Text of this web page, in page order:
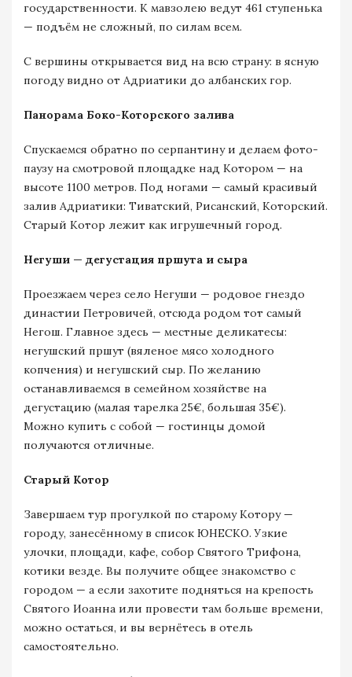
государственности. К мавзолею ведут 461 ступенька
— подъём не сложный, по силам всем.
С вершины открывается вид на всю страну: в ясную
погоду видно от Адриатики до албанских гор.
Панорама Боко-Которского залива
Спускаемся обратно по серпантину и делаем фото-
паузу на смотровой площадке над Котором — на
высоте 1100 метров. Под ногами — самый красивый
залив Адриатики: Тиватский, Рисанский, Которский.
Старый Котор лежит как игрушечный город.
Негуши — дегустация пршута и сыра
Проезжаем через село Негуши — родовое гнездо
династии Петровичей, отсюда родом тот самый
Негош. Главное здесь — местные деликатесы:
негушский пршут (вяленое мясо холодного
копчения) и негушский сыр. По желанию
останавливаемся в семейном хозяйстве на
дегустацию (малая тарелка 25€, большая 35€).
Можно купить с собой — гостинцы домой
получаются отличные.
Старый Котор
Завершаем тур прогулкой по старому Котору —
городу, занесённому в список ЮНЕСКО. Узкие
улочки, площади, кафе, собор Святого Трифона,
котики везде. Вы получите общее знакомство с
городом — а если захотите подняться на крепость
Святого Иоанна или провести там больше времени,
можно остаться, и вы вернётесь в отель
самостоятельно.